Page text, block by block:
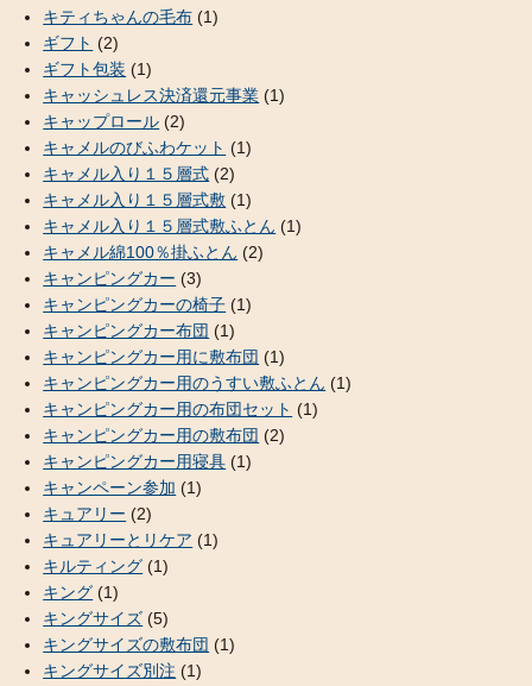
キティちゃんの毛布 (1)
ギフト (2)
ギフト包装 (1)
キャッシュレス決済還元事業 (1)
キャップロール (2)
キャメルのびふわケット (1)
キャメル入り１５層式 (2)
キャメル入り１５層式敷 (1)
キャメル入り１５層式敷ふとん (1)
キャメル綿100％掛ふとん (2)
キャンピングカー (3)
キャンピングカーの椅子 (1)
キャンピングカー布団 (1)
キャンピングカー用に敷布団 (1)
キャンピングカー用のうすい敷ふとん (1)
キャンピングカー用の布団セット (1)
キャンピングカー用の敷布団 (2)
キャンピングカー用寝具 (1)
キャンペーン参加 (1)
キュアリー (2)
キュアリーとリケア (1)
キルティング (1)
キング (1)
キングサイズ (5)
キングサイズの敷布団 (1)
キングサイズ別注 (1)